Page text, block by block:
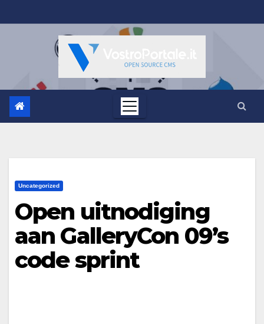
al
Uncategorized
Open uitnodiging
aan GalleryCon 09’s
code sprint